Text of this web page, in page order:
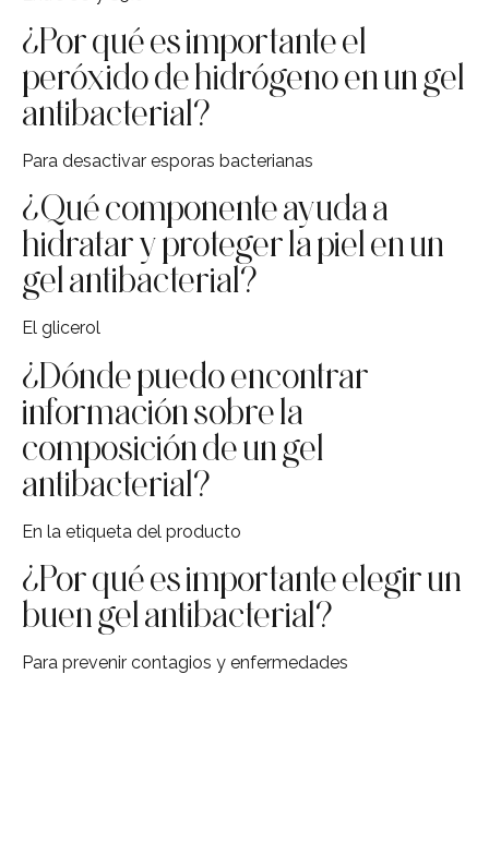
¿Por qué es importante el
peróxido de hidrógeno en un gel
antibacterial?
Para desactivar esporas bacterianas
¿Qué componente ayuda a
hidratar y proteger la piel en un
gel antibacterial?
El glicerol
¿Dónde puedo encontrar
información sobre la
composición de un gel
antibacterial?
En la etiqueta del producto
¿Por qué es importante elegir un
buen gel antibacterial?
Para prevenir contagios y enfermedades